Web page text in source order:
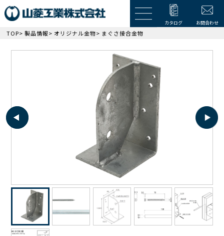
カタログ お問合わせ
TOP>製品情報> オリジナル金物> まぐさ接合金物